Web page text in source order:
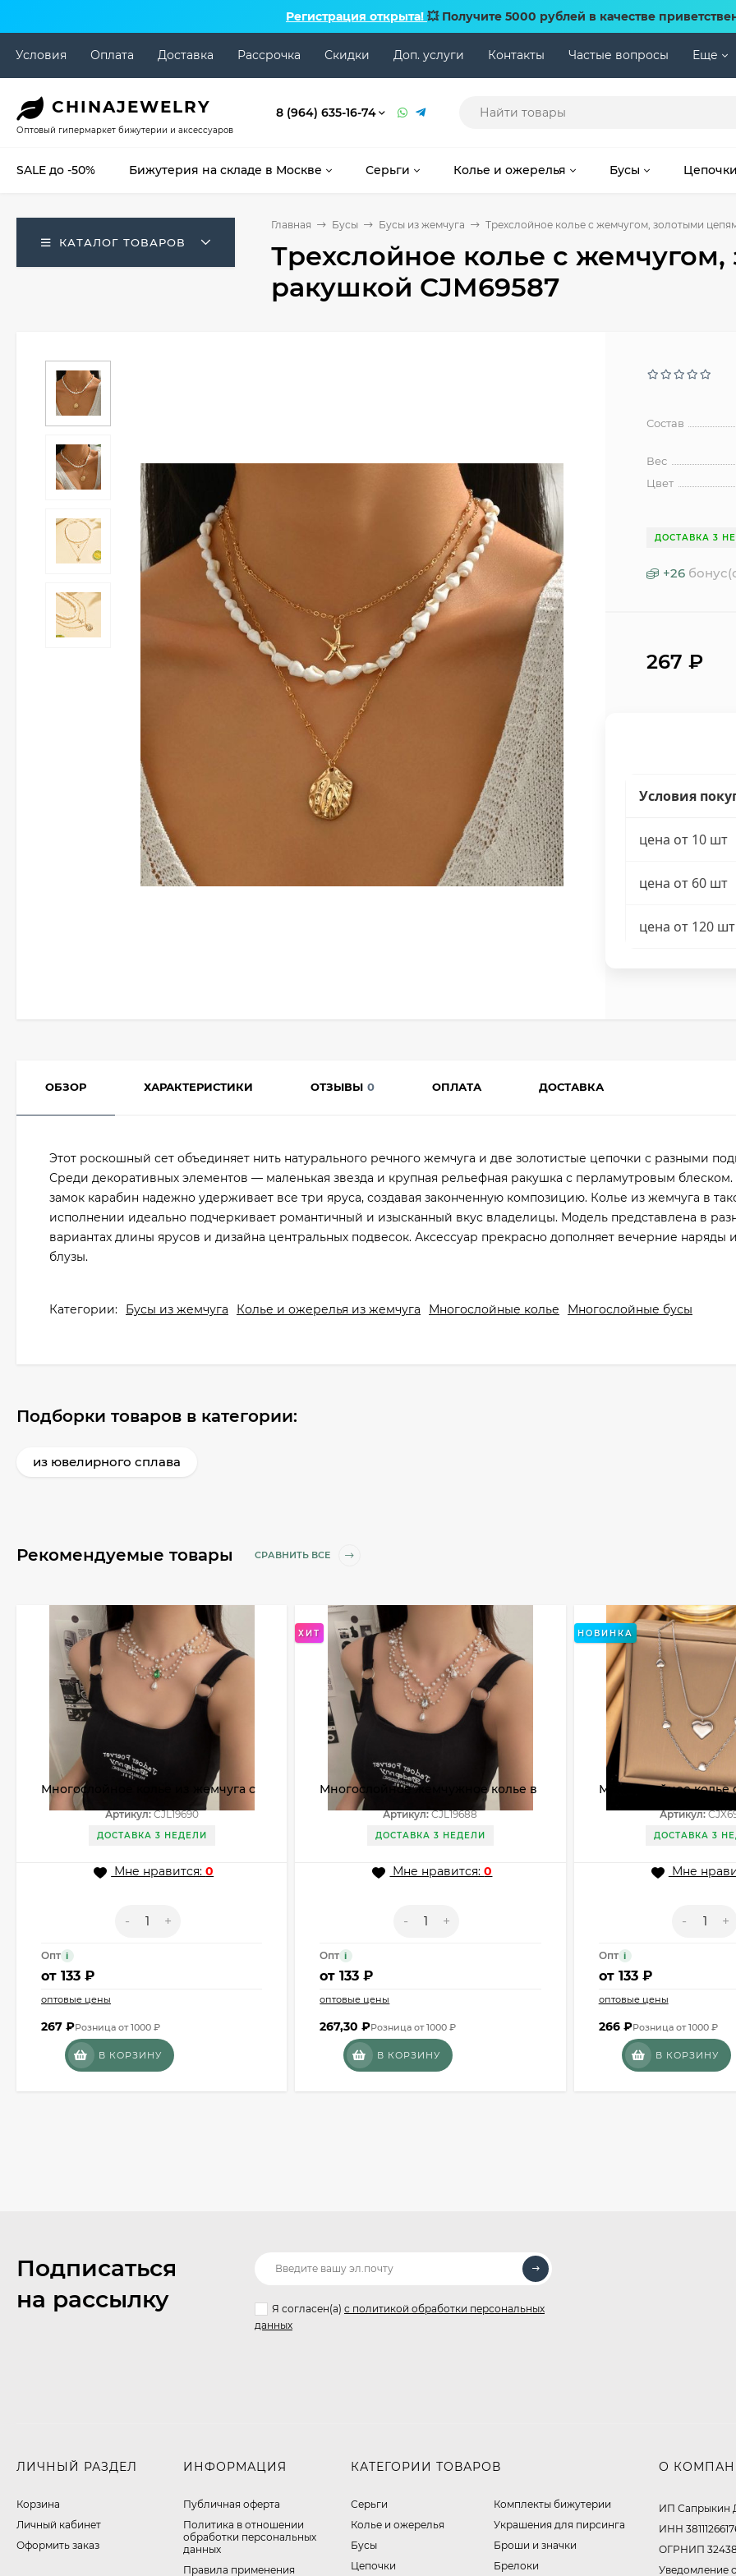
Регистрация открыта! 💥 Получите 5000 рублей в качестве
Условия Оплата Доставка Рассрочка Скидки Доп. услуги Контакты Частые вопросы Еще
CHINAJEWELRY
Оптовый гипермаркет бижутерии и аксессуаров
8 (964) 635-16-74
SALE до -50% Бижутерия на складе в Москве Серьги Колье и ожерелья Бусы Цепочки
КАТАЛОГ ТОВАРОВ
Главная Бусы Бусы из жемчуга Трехслойное колье с жемчугом, золотыми
Трехслойное колье с
ракушкой CJM69587
Состав
Вес
Цвет
ДОСТАВКА 3
+26
267₽
Условия
цена от 10 шт
цена от 60 шт
цена от 120 шт
ОБЗОР ХАРАКТЕРИСТИКИ ОТЗЫВЫ 0 ОПЛАТА ДОСТАВКА
Этот роскошный сет объединяет нить натурального речного жемчуга и две золотистые цепочки с разными
Среди декоративных элементов — маленькая звезда и крупная рельефная ракушка с перламутровым
замок карабин надежно удерживает все три яруса, создавая законченную композицию. Колье из жемчуга в
исполнении идеально подчеркивает романтичный и изысканный вкус владелицы. Модель представлена в
вариантах длины ярусов и дизайна центральных подвесок. Аксессуар прекрасно дополняет вечерние наряды
блузы.
Категории: Бусы из жемчуга Колье и ожерелья из жемчуга Многослойные колье Многослойные бусы
Подборки товаров в категории:
из ювелирного сплава
Рекомендуемые товары СРАВНИТЬ ВСЕ
Многослойное колье из жемчуга с
зеленым камнем CJL19690
Артикул:CJL19690
ДОСТАВКА 3 НЕДЕЛИ
Мне нравится:0
- +
Опт i
от 133 ₽
оптовые цены
267 ₽Розница от 1000 ₽
В КОРЗИНУ
ХИТ
Многослойное жемчужное колье в
викторианском стиле CJL19688
Артикул:CJL19688
ДОСТАВКА 3 НЕДЕЛИ
Мне нравится:0
- +
Опт i
от133 ₽
оптовые цены
267,30₽Розница от 1000 ₽
В КОРЗИНУ
НОВИНКА
Многослойное колье
титановой стали
Артикул:
ДОСТАВКА 3
Мне
- +
Опт i
от 133 ₽
оптовые цены
266 ₽Розница от 1000 ₽
В КОРЗИНУ
Подписаться
на рассылку
Я согласен(a) с политикой обработки персональных
данных
ЛИЧНЫЙ РАЗДЕЛ
Корзина
Личный кабинет
Оформить заказ
ИНФОРМАЦИЯ
Публичная оферта
​Политика в отношении
обработки персональных
данных
Правила применения
КАТЕГОРИИ ТОВАРОВ
Серьги
Колье и ожерелья
Бусы
Цепочки
Комплекты бижутерии
Украшения для пирсинга
Броши и значки
Брелоки
О
ИП Сапрыкин
ИНН
ОГРНИП
Уведомление